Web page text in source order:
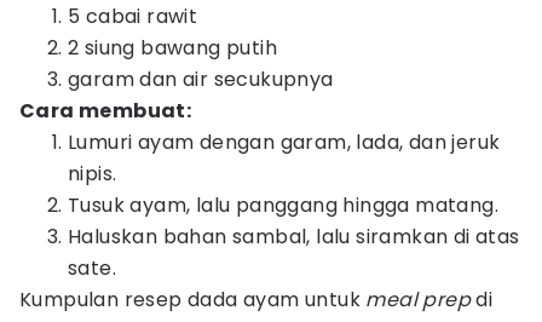
5 cabai rawit
2 siung bawang putih
garam dan air secukupnya
Cara membuat:
Lumuri ayam dengan garam, lada, dan jeruk
nipis.
Tusuk ayam, lalu panggang hingga matang.
Haluskan bahan sambal, lalu siramkan di atas
sate.
Kumpulan resep dada ayam untuk meal prepdi